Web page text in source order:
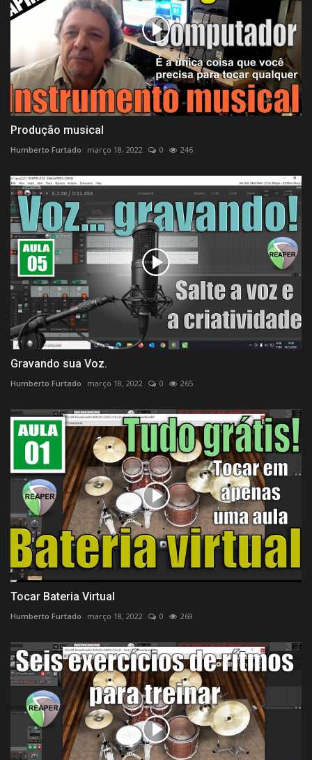
Produção musical
Humberto Furtado março 18, 2022 0 246
Gravando sua Voz.
Humberto Furtado março 18, 2022 0 265
Tocar Bateria Virtual
Humberto Furtado março 18, 2022 0 269